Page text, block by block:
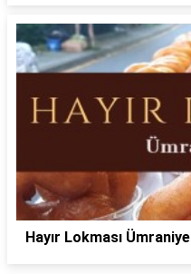
Hayır Lokması Ümraniye